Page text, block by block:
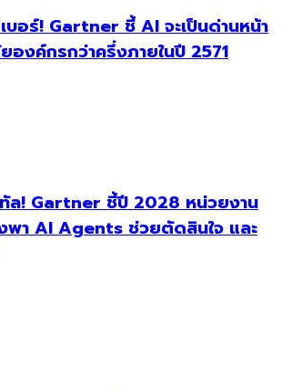
บอร์! Gartner ชี้ AI จะเป็นด่านหน้า
งค์กรกว่าครึ่งภายในปี 2571
ล! Gartner ชี้ปี 2028 หน่วยงาน
พา AI Agents ช่วยตัดสินใจ และ